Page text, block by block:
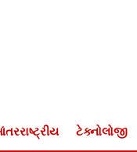
ટેક્નોલોજી